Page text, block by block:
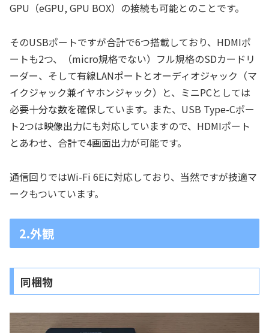
GPU（eGPU, GPU BOX）の接続も可能とのことです。
そのUSBポートですが合計で6つ搭載しており、HDMIポ
ートも2つ、（micro規格でない）フル規格のSDカードリ
ーダー、そして有線LANポートとオーディオジャック（マ
イクジャック兼イヤホンジャック）と、ミニPCとしては
必要十分な数を確保しています。また、USB Type-Cポー
ト2つは映像出力にも対応していますので、HDMIポート
とあわせ、合計で4画面出力が可能です。
通信回りではWi-Fi 6Eに対応しており、当然ですが技適マ
ークもついています。
2.外観
同梱物